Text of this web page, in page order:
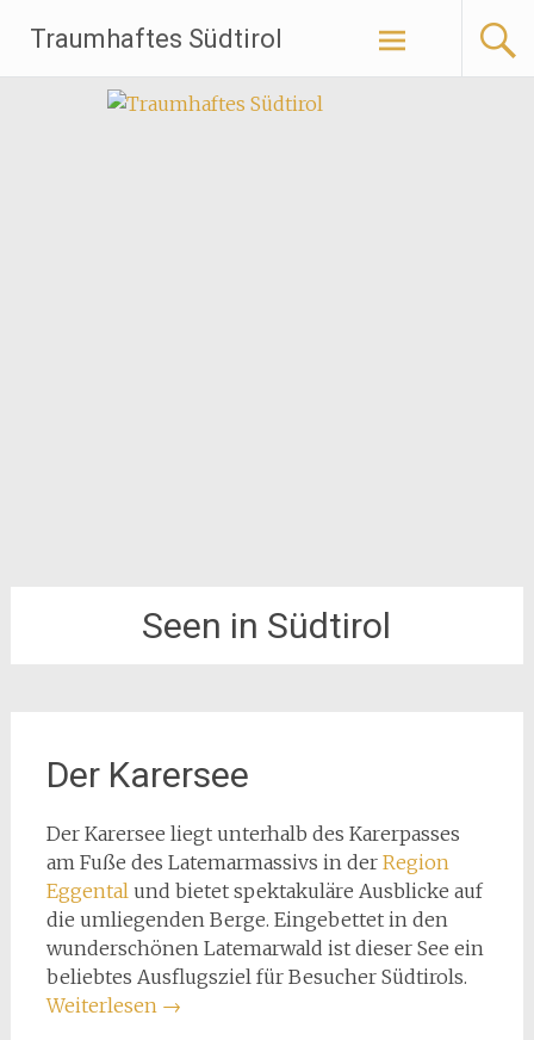
Traumhaftes Südtirol
Weiter
Seen in Südtirol
Der Karersee
Der Karersee liegt unterhalb des Karerpasses
am Fuße des Latemarmassivs in der Region
Eggentalund bietet spektakuläre Ausblicke auf
die umliegenden Berge. Eingebettet in den
wunderschönen Latemarwald ist dieser See ein
beliebtes Ausflugsziel für Besucher Südtirols.
Weiterlesen →